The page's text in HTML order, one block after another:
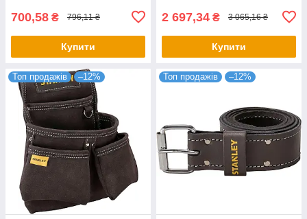
700,58 ₴ 796,11 ₴
Купити
2 697,34 ₴ 3 065,16 ₴
Купити
Топ продажів –12% Топ продажів –12%